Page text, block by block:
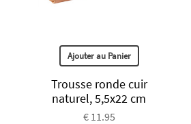
Ajouter au Panier
Trousse ronde cuir
naturel, 5,5x22 cm
€ 11.95